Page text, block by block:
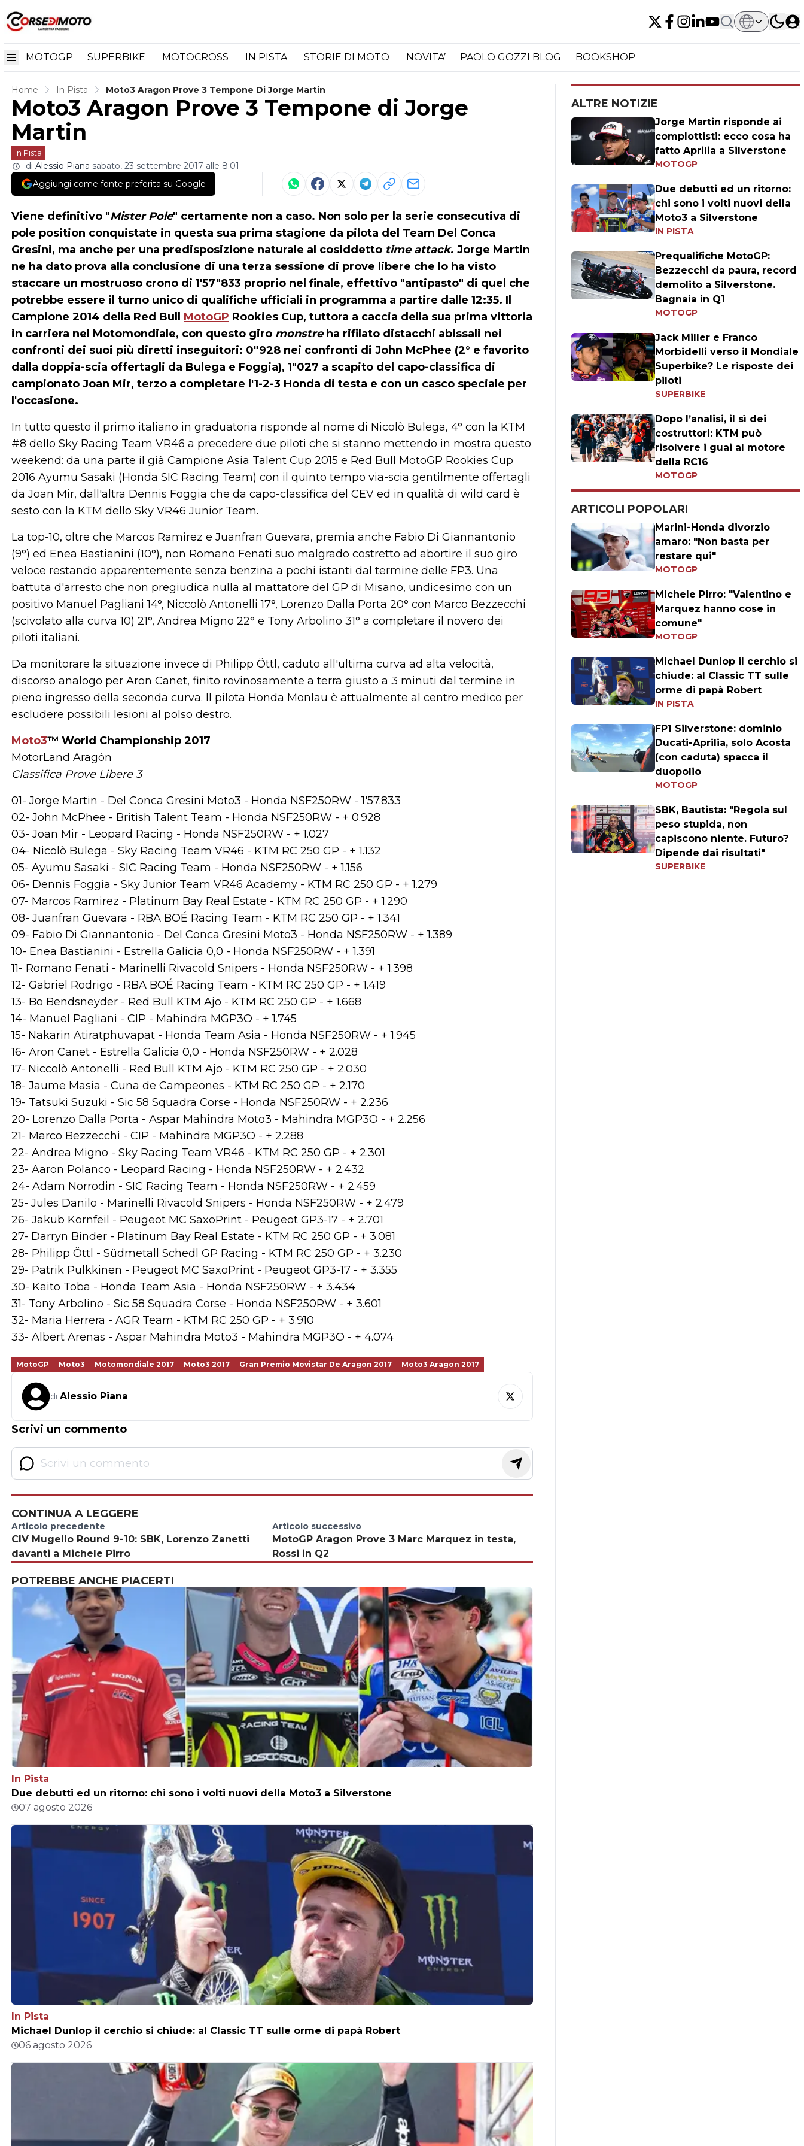
MOTOGP SUPERBIKE MOTOCROSS IN PISTA STORIE DI MOTO NOVITA’ PAOLO GOZZI BLOG BOOKSHOP
Home In Pista Moto3 Aragon Prove 3 Tempone Di Jorge Martin
Moto3 Aragon Prove 3 Tempone di Jorge
Martin
In Pista
di Alessio Piana sabato, 23 settembre 2017 alle 8:01
Aggiungi come fonte preferita su Google
Viene definitivo "Mister Pole" certamente non a caso. Non solo per la serie consecutiva di
pole position conquistate in questa sua prima stagione da pilota del Team Del Conca
Gresini, ma anche per una predisposizione naturale al cosiddetto time attack. Jorge Martin
ne ha dato prova alla conclusione di una terza sessione di prove libere che lo ha visto
staccare un mostruoso crono di 1'57"833 proprio nel finale, effettivo "antipasto" di quel che
potrebbe essere il turno unico di qualifiche ufficiali in programma a partire dalle 12:35. Il
Campione 2014 della Red Bull MotoGP Rookies Cup, tuttora a caccia della sua prima vittoria
in carriera nel Motomondiale, con questo giro monstreha rifilato distacchi abissali nei
confronti dei suoi più diretti inseguitori: 0"928 nei confronti di John McPhee (2° e favorito
dalla doppia-scia offertagli da Bulega e Foggia), 1"027 a scapito del capo-classifica di
campionato Joan Mir, terzo a completare l'1-2-3 Honda di testa e con un casco speciale per
l'occasione.
In tutto questo il primo italiano in graduatoria risponde al nome di Nicolò Bulega, 4° con la KTM
#8 dello Sky Racing Team VR46 a precedere due piloti che si stanno mettendo in mostra questo
weekend: da una parte il già Campione Asia Talent Cup 2015 e Red Bull MotoGP Rookies Cup
2016 Ayumu Sasaki (Honda SIC Racing Team) con il quinto tempo via-scia gentilmente offertagli
da Joan Mir, dall'altra Dennis Foggia che da capo-classifica del CEV ed in qualità di wild card è
sesto con la KTM dello Sky VR46 Junior Team.
La top-10, oltre che Marcos Ramirez e Juanfran Guevara, premia anche Fabio Di Giannantonio
(9°) ed Enea Bastianini (10°), non Romano Fenati suo malgrado costretto ad abortire il suo giro
veloce restando apparentemente senza benzina a pochi istanti dal termine delle FP3. Una
battuta d'arresto che non pregiudica nulla al mattatore del GP di Misano, undicesimo con un
positivo Manuel Pagliani 14°, Niccolò Antonelli 17°, Lorenzo Dalla Porta 20° con Marco Bezzecchi
(scivolato alla curva 10) 21°, Andrea Migno 22° e Tony Arbolino 31° a completare il novero dei
piloti italiani.
Da monitorare la situazione invece di Philipp Öttl, caduto all'ultima curva ad alta velocità,
discorso analogo per Aron Canet, finito rovinosamente a terra giusto a 3 minuti dal termine in
pieno ingresso della seconda curva. Il pilota Honda Monlau è attualmente al centro medico per
escludere possibili lesioni al polso destro.
Moto3™ World Championship 2017
MotorLand Aragón
Classifica Prove Libere 3
01- Jorge Martin - Del Conca Gresini Moto3 - Honda NSF250RW - 1'57.833
02- John McPhee - British Talent Team - Honda NSF250RW - + 0.928
03- Joan Mir - Leopard Racing - Honda NSF250RW - + 1.027
04- Nicolò Bulega - Sky Racing Team VR46 - KTM RC 250 GP - + 1.132
05- Ayumu Sasaki - SIC Racing Team - Honda NSF250RW - + 1.156
06- Dennis Foggia - Sky Junior Team VR46 Academy - KTM RC 250 GP - + 1.279
07- Marcos Ramirez - Platinum Bay Real Estate - KTM RC 250 GP - + 1.290
08- Juanfran Guevara - RBA BOÉ Racing Team - KTM RC 250 GP - + 1.341
09- Fabio Di Giannantonio - Del Conca Gresini Moto3 - Honda NSF250RW - + 1.389
10- Enea Bastianini - Estrella Galicia 0,0 - Honda NSF250RW - + 1.391
11- Romano Fenati - Marinelli Rivacold Snipers - Honda NSF250RW - + 1.398
12- Gabriel Rodrigo - RBA BOÉ Racing Team - KTM RC 250 GP - + 1.419
13- Bo Bendsneyder - Red Bull KTM Ajo - KTM RC 250 GP - + 1.668
14- Manuel Pagliani - CIP - Mahindra MGP3O - + 1.745
15- Nakarin Atiratphuvapat - Honda Team Asia - Honda NSF250RW - + 1.945
16- Aron Canet - Estrella Galicia 0,0 - Honda NSF250RW - + 2.028
17- Niccolò Antonelli - Red Bull KTM Ajo - KTM RC 250 GP - + 2.030
18- Jaume Masia - Cuna de Campeones - KTM RC 250 GP - + 2.170
19- Tatsuki Suzuki - Sic 58 Squadra Corse - Honda NSF250RW - + 2.236
20- Lorenzo Dalla Porta - Aspar Mahindra Moto3 - Mahindra MGP3O - + 2.256
21- Marco Bezzecchi - CIP - Mahindra MGP3O - + 2.288
22- Andrea Migno - Sky Racing Team VR46 - KTM RC 250 GP - + 2.301
23- Aaron Polanco - Leopard Racing - Honda NSF250RW - + 2.432
24- Adam Norrodin - SIC Racing Team - Honda NSF250RW - + 2.459
25- Jules Danilo - Marinelli Rivacold Snipers - Honda NSF250RW - + 2.479
26- Jakub Kornfeil - Peugeot MC SaxoPrint - Peugeot GP3-17 - + 2.701
27- Darryn Binder - Platinum Bay Real Estate - KTM RC 250 GP - + 3.081
28- Philipp Öttl - Südmetall Schedl GP Racing - KTM RC 250 GP - + 3.230
29- Patrik Pulkkinen - Peugeot MC SaxoPrint - Peugeot GP3-17 - + 3.355
30- Kaito Toba - Honda Team Asia - Honda NSF250RW - + 3.434
31- Tony Arbolino - Sic 58 Squadra Corse - Honda NSF250RW - + 3.601
32- Maria Herrera - AGR Team - KTM RC 250 GP - + 3.910
33- Albert Arenas - Aspar Mahindra Moto3 - Mahindra MGP3O - + 4.074
MotoGP Moto3 Motomondiale 2017 Moto3 2017 Gran Premio Movistar De Aragon 2017 Moto3 Aragon 2017
di Alessio Piana
Scrivi un commento
CONTINUA A LEGGERE
Articolo precedente
CIV Mugello Round 9-10: SBK, Lorenzo Zanetti
davanti a Michele Pirro
Articolo successivo
MotoGP Aragon Prove 3 Marc Marquez in testa,
Rossi in Q2
POTREBBE ANCHE PIACERTI
In Pista
Due debutti ed un ritorno: chi sono i volti nuovi della Moto3 a Silverstone
07 agosto 2026
In Pista
Michael Dunlop il cerchio si chiude: al Classic TT sulle orme di papà Robert
06 agosto 2026
ALTRE NOTIZIE
Jorge Martin risponde ai
complottisti: ecco cosa ha
fatto Aprilia a Silverstone
MOTOGP
Due debutti ed un ritorno:
chi sono i volti nuovi della
Moto3 a Silverstone
IN PISTA
Prequalifiche MotoGP:
Bezzecchi da paura, record
demolito a Silverstone.
Bagnaia in Q1
MOTOGP
Jack Miller e Franco
Morbidelli verso il Mondiale
Superbike? Le risposte dei
piloti
SUPERBIKE
Dopo l’analisi, il sì dei
costruttori: KTM può
risolvere i guai al motore
della RC16
MOTOGP
ARTICOLI POPOLARI
Marini-Honda divorzio
amaro: "Non basta per
restare qui"
MOTOGP
Michele Pirro: "Valentino e
Marquez hanno cose in
comune"
MOTOGP
Michael Dunlop il cerchio si
chiude: al Classic TT sulle
orme di papà Robert
IN PISTA
FP1 Silverstone: dominio
Ducati-Aprilia, solo Acosta
(con caduta) spacca il
duopolio
MOTOGP
SBK, Bautista: "Regola sul
peso stupida, non
capiscono niente. Futuro?
Dipende dai risultati"
SUPERBIKE